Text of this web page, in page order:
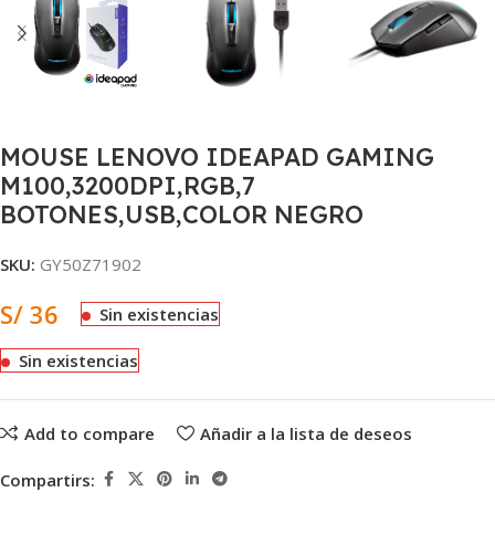
MOUSE LENOVO IDEAPAD GAMING
M100,3200DPI,RGB,7
BOTONES,USB,COLOR NEGRO
SKU: GY50Z71902
S/ 36 Sin existencias
Sin existencias
Add to compare Añadir a la lista de deseos
Compartirs: